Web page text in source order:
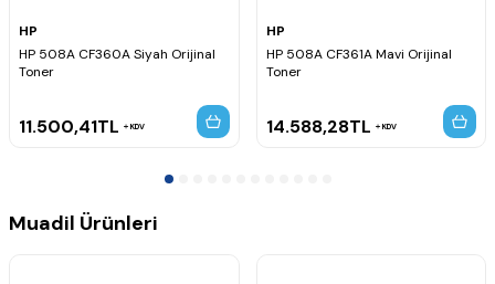
HP
HP 508A CF360A Siyah Orijinal
Toner
11.500,41TL KDV
HP
HP 508A CF361A Mavi Orijinal
Toner
14.588,28TL KDV
Muadil Ürünleri